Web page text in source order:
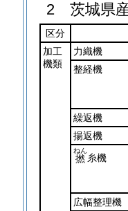
2 茨城県
区分
加工
機類
力織機
整経機
繰返機
揚返機
撚
ねん
糸機
広幅整理機